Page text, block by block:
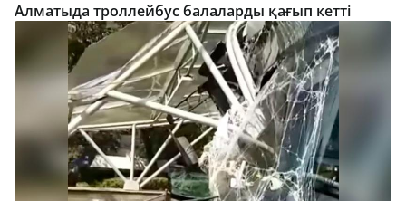
Алматыда троллейбус балаларды қағып кетті